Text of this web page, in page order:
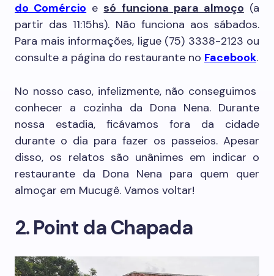
do Comércio esó funciona para almoço (a
partir das 11:15hs). Não funciona aos sábados.
Para mais informações, ligue (75) 3338-2123 ou
consulte a página do restaurante no Facebook.
No nosso caso, infelizmente, não conseguimos
conhecer a cozinha da Dona Nena. Durante
nossa estadia, ficávamos fora da cidade
durante o dia para fazer os passeios. Apesar
disso, os relatos são unânimes em indicar o
restaurante da Dona Nena para quem quer
almoçar em Mucugê. Vamos voltar!
2. Point da Chapada